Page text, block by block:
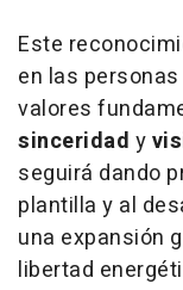
Este
en las personas
valores
sinceridad y
seguirá dando
plantilla y al
una expansión
libertad